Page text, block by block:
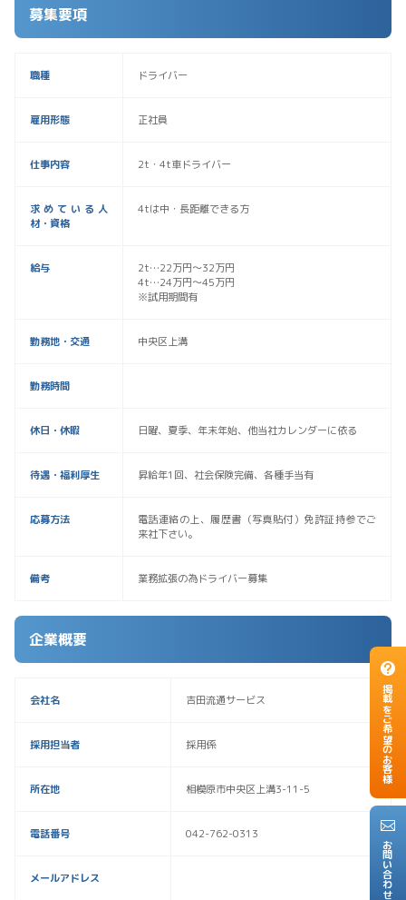
掲載をご希望のお客様
お問い合わせ
募集要項
職種 ドライバー
雇用形態 正社員
仕事内容 2t・4t車ドライバー
求めている人
材・資格
4tは中・長距離できる方
給与
2t…22万円〜32万円
4t…24万円〜45万円
※試用期間有
勤務地・交通 中央区上溝
勤務時間
休日・休暇 日曜、夏季、年末年始、他当社カレンダーに依る
待遇・福利厚生 昇給年1回、社会保険完備、各種手当有
応募方法
電話連絡の上、履歴書（写真貼付）免許証持参でご
来社下さい。
備考 業務拡張の為ドライバー募集
企業概要
会社名 吉田流通サービス
採用担当者 採用係
所在地 相模原市中央区上溝3-11-5
電話番号 042-762-0313
メールアドレス